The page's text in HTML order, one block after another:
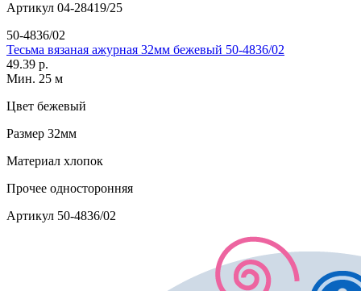
Артикул 04-28419/25
50-4836/02
Тесьма вязаная ажурная 32мм бежевый 50-4836/02
49.39 р.
Мин. 25 м
Цвет бежевый
Размер 32мм
Материал хлопок
Прочее односторонняя
Артикул 50-4836/02